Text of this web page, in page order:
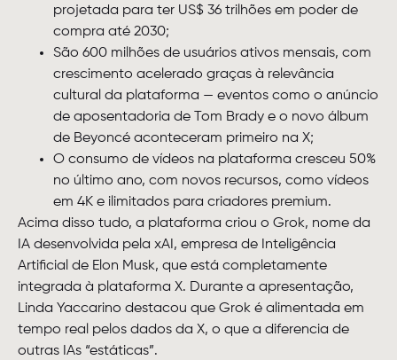
projetada para ter US$ 36 trilhões em poder de
compra até 2030;
São 600 milhões de usuários ativos mensais, com
crescimento acelerado graças à relevância
cultural da plataforma — eventos como o anúncio
de aposentadoria de Tom Brady e o novo álbum
de Beyoncé aconteceram primeiro na X;
O consumo de vídeos na plataforma cresceu 50%
no último ano, com novos recursos, como vídeos
em 4K e ilimitados para criadores premium.
Acima disso tudo, a plataforma criou o Grok, nome da
IA desenvolvida pela xAI, empresa de Inteligência
Artificial de Elon Musk, que está completamente
integrada à plataforma X. Durante a apresentação,
Linda Yaccarino destacou que Grok é alimentada em
tempo real pelos dados da X, o que a diferencia de
outras IAs “estáticas”.